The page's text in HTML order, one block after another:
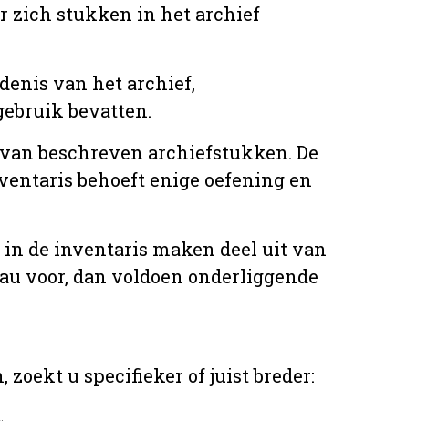
zich stukken in het archief
van het archief,
bevatten.
beschreven archiefstukken. De
behoeft enige oefening en
de inventaris maken deel uit van
voor, dan voldoen onderliggende
zoekt u specifieker of juist breder: